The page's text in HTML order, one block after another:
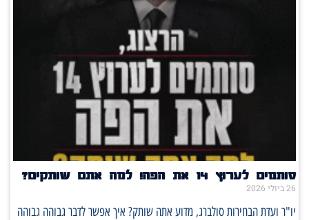
סותמים לערוץ 14 את הפה! למה אתם שותקים?
26 ביולי 2026
יו"ר ועדת הבחירות סולברג, מדוע אתה שותק? איך אפשר לדבר גבוהה גבוהה